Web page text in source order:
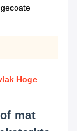
Hoge
mat